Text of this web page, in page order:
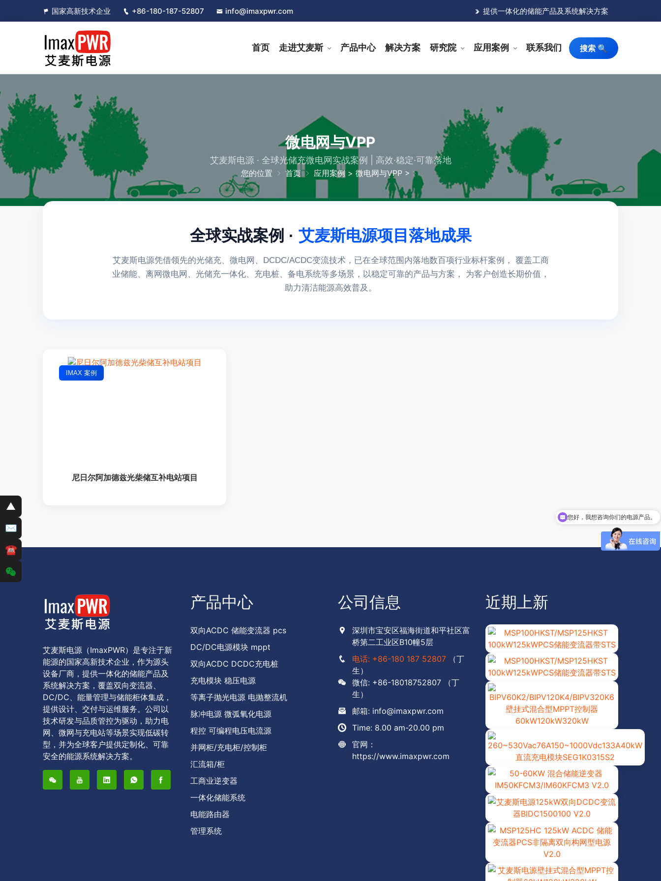
国家高新技术企业 +86-180-187-52807 info@imaxpwr.com 提供一体化的储能产品及系统解决方案
首页 走进艾麦斯 产品中心 解决方案 研究院 应用案例 联系我们 搜索 🔍
▲
✉
☎
微电网与VPP
艾麦斯电源 · 全球光储充微电网实战案例 | 高效·稳定·可靠落地
您的位置 首页 应用案例> 微电网与VPP>
全球实战案例 · 艾麦斯电源项目落地成果
艾麦斯电源凭借领先的光储充、微电网、DCDC/ACDC变流技术，已在全球范围内落地数百项行业标杆案例， 覆盖工商
业储能、离网微电网、光储充一体化、充电桩、备电系统等多场景，以稳定可靠的产品与方案， 为客户创造长期价值，
助力清洁能源高效普及。
尼日尔阿加德兹光柴储互补电站项目
艾麦斯电源（ImaxPWR）是专注于新
能源的国家高新技术企业，作为源头
设备厂商，提供一体化的储能产品及
系统解决方案，覆盖双向变流器、
DC/DC、能量管理与储能柜体集成，
提供设计、交付与运维服务。公司以
技术研发与品质管控为驱动，助力电
网、微网与充电站等场景实现低碳转
型，并为全球客户提供定制化、可靠
安全的能源系统解决方案。
产品中心
双向ACDC 储能变流器 pcs
DC/DC电源模块 mppt
双向ACDC DCDC充电桩
充电模块 稳压电源
等离子抛光电源 电抛整流机
脉冲电源 微弧氧化电源
程控 可编程电压电流源
并网柜/充电柜/控制柜
汇流箱/柜
工商业逆变器
一体化储能系统
电能路由器
管理系统
公司信息
深圳市宝安区福海街道和平社区富
桥第二工业区B10幢5层
电话: +86-180 187 52807
（丁
生）
微信: +86-18018752807 （丁
生）
邮箱: info@imaxpwr.com
Time: 8.00 am-20.00 pm
官网：
https://www.imaxpwr.com
近期上新
您好，我想咨询你们的电源产品。